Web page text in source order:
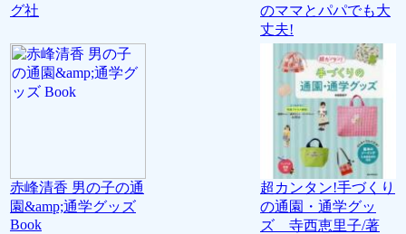
グ社
のママとパパでも大
丈夫!
赤峰清香 男の子の通
園&amp;通学グッズ
Book
超カンタン!手づくり
の通園・通学グッ
ズ 寺西恵里子/著